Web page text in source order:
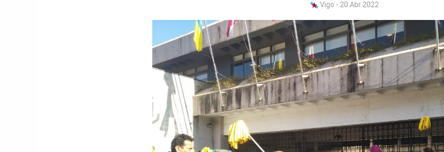
Vigo - 20 Abr 2022